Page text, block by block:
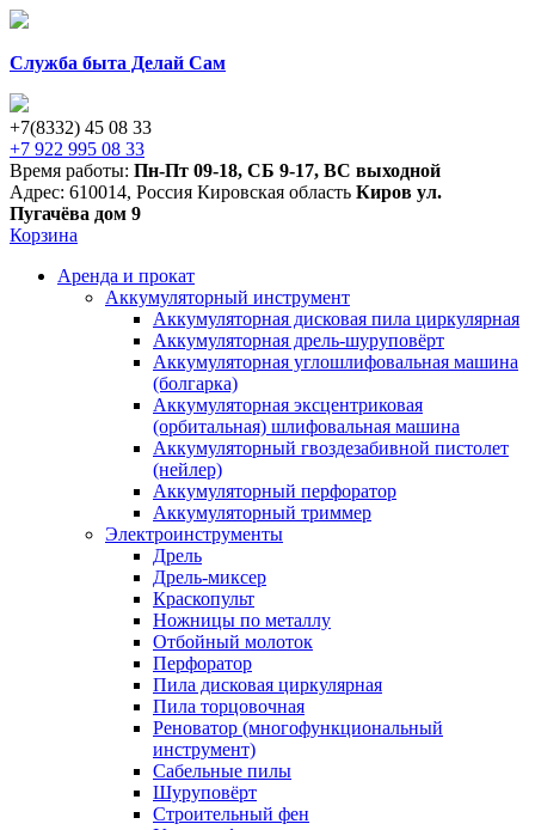
Служба быта Делай Сам
+7(8332) 45 08 33
+7 922 995 08 33
Время работы: Пн-Пт 09-18, СБ 9-17, ВС выходной
Адрес: 610014, Россия Кировская область Киров ул.
Пугачёва дом 9
Корзина
Аренда и прокат
Аккумуляторный инструмент
Аккумуляторная дисковая пила циркулярная
Аккумуляторная дрель-шуруповёрт
Аккумуляторная углошлифовальная машина
(болгарка)
Аккумуляторная эксцентриковая
(орбитальная) шлифовальная машина
Аккумуляторный гвоздезабивной пистолет
(нейлер)
Аккумуляторный перфоратор
Аккумуляторный триммер
Электроинструменты
Дрель
Дрель-миксер
Краскопульт
Ножницы по металлу
Отбойный молоток
Перфоратор
Пила дисковая циркулярная
Пила торцовочная
Реноватор (многофункциональный
инструмент)
Сабельные пилы
Шуруповёрт
Строительный фен